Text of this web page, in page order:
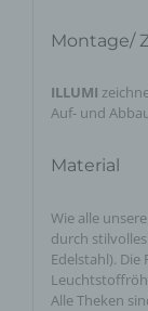
Montage/
ILLUMI
Auf- und
Material
Wie alle
durch
Edelstahl).
Alle Theken